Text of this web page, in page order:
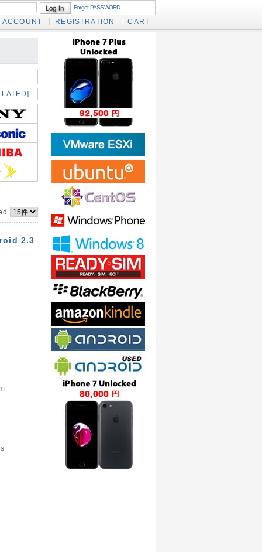
Forgot PASSWORD
ACCOUNT REGISTRATION CART
2.3